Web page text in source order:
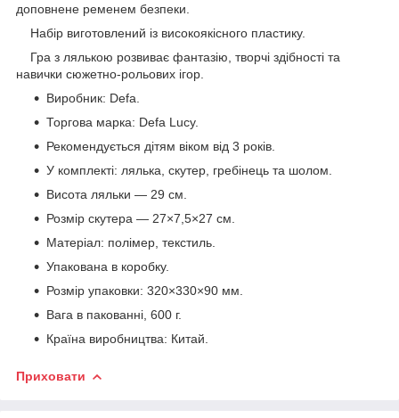
доповнене ременем безпеки.
Набір виготовлений із високоякісного пластику.
Гра з лялькою розвиває фантазію, творчі здібності та
навички сюжетно-рольових ігор.
Виробник: Defa.
Торгова марка: Defa Lucy.
Рекомендується дітям віком від 3 років.
У комплекті: лялька, скутер, гребінець та шолом.
Висота ляльки — 29 см.
Розмір скутера — 27×7,5×27 см.
Матеріал: полімер, текстиль.
Упакована в коробку.
Розмір упаковки: 320×330×90 мм.
Вага в пакованні, 600 г.
Країна виробництва: Китай.
Приховати